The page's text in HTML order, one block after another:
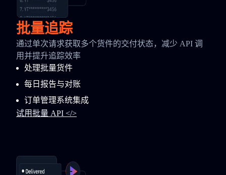
批量追踪
通过单次请求获取多个货件的交付状态，减少 API 调
用并提升追踪效率
处理批量货件
每日报告与对账
订单管理系统集成
试用批量 API </>